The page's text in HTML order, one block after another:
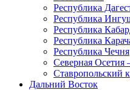
Республика
Республика
Республика
Республика
Республика Чечня
Северная Осетия
Ставропольский
Дальний Восток